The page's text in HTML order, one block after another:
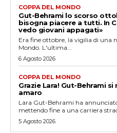
COPPA DEL MONDO
Gut-Behrami lo scorso
bisogna piacere a tutti. In
vedo giovani appagati»
Era fine ottobre, la vigilia di una
Mondo. L'ultima...
6 Agosto 2026
COPPA DEL MONDO
Grazie Lara! Gut-Behrami
amaro
Lara Gut-Behrami ha
mettendo fine a una carriera
5 Agosto 2026